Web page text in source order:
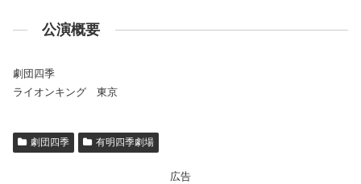
公演概要
劇団四季
ライオンキング 東京
劇団四季 有明四季劇場
広告